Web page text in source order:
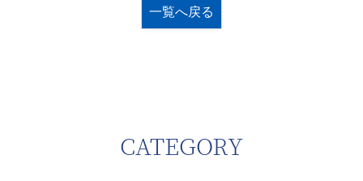
一覧へ戻る
CATEGORY